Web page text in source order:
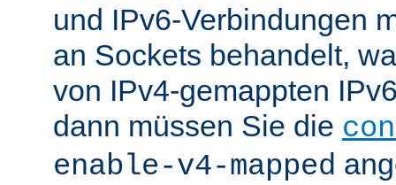
und IPv6-Verbindungen
an Sockets behandelt,
von IPv4-gemappten
dann müssen Sie die
enable-v4-mapped